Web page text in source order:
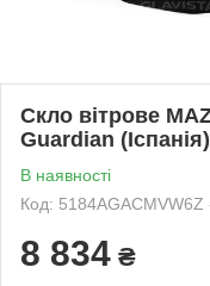
Скло вітрове
Guardian (Іспанія)
В наявності
Код: 5184AGACMVW6Z
8 834 ₴